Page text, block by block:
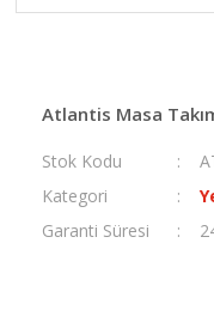
Atlantis Masa
Stok Kodu
Kategori
Garanti Süresi